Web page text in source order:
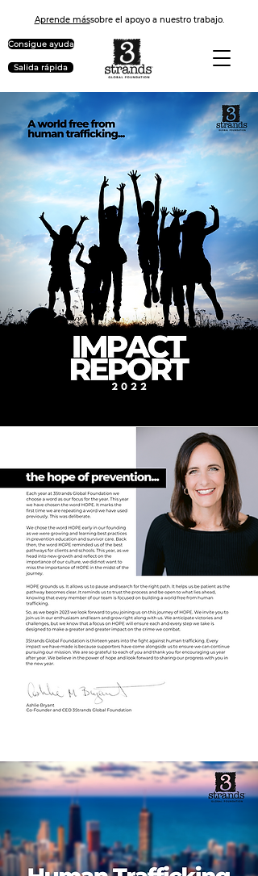
Aprende mássobre el apoyo a nuestro trabajo.
Consigue ayuda
Salida rápida